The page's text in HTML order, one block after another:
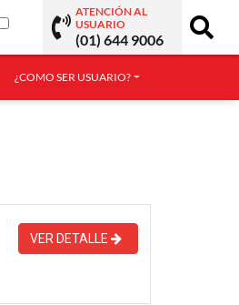
ATENCIÓN AL
USUARIO
(01) 644 9006
¿COMO SER USUARIO?
VER DETALLE